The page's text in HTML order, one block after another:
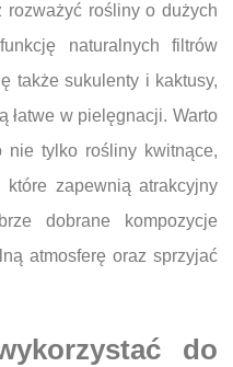
rozważyć rośliny o dużych
naturalnych filtrów
także sukulenty i kaktusy,
łatwe w pielęgnacji. Warto
nie tylko rośliny kwitnące,
zapewnią atrakcyjny
dobrane kompozycje
atmosferę oraz sprzyjać
do